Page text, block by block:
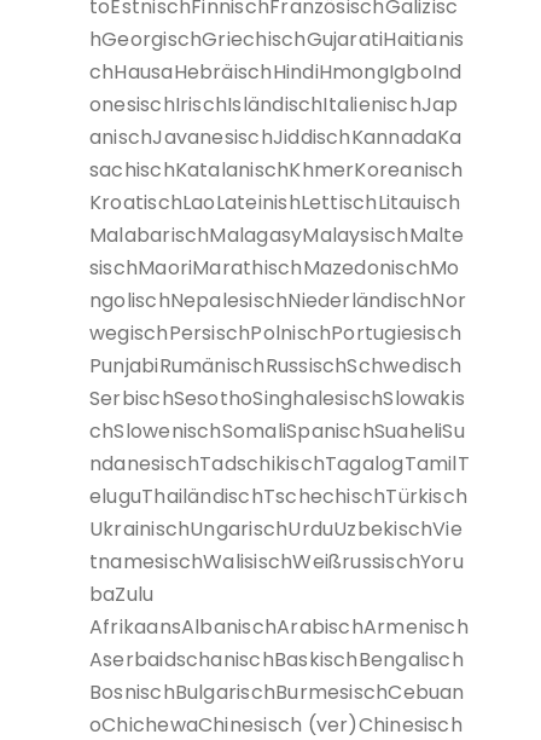
toEstnischFinnischFranzösischGalizisc
hGeorgischGriechischGujaratiHaitianis
chHausaHebräischHindiHmongIgboInd
onesischIrischIsländischItalienischJap
anischJavanesischJiddischKannadaKa
sachischKatalanischKhmerKoreanisch
KroatischLaoLateinishLettischLitauisch
MalabarischMalagasyMalaysischMalte
sischMaoriMarathischMazedonischMo
ngolischNepalesischNiederländischNor
wegischPersischPolnischPortugiesisch
PunjabiRumänischRussischSchwedisch
SerbischSesothoSinghalesischSlowakis
chSlowenischSomaliSpanischSuaheliSu
ndanesischTadschikischTagalogTamilT
eluguThailändischTschechischTürkisch
UkrainischUngarischUrduUzbekischVie
tnamesischWalisischWeißrussischYoru
baZulu
AfrikaansAlbanischArabischArmenisch
AserbaidschanischBaskischBengalisch
BosnischBulgarischBurmesischCebuan
oChichewaChinesisch (ver)Chinesisch